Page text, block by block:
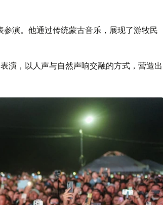
演。他通过传统蒙古音乐，展现了游牧民
演，以人声与自然声响交融的方式，营造出